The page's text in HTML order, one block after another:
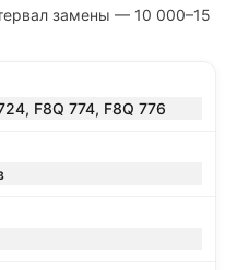
замены — 10 000–15
F8Q 774, F8Q 776